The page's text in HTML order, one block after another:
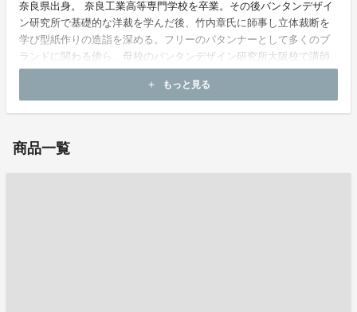
奈良県出身。 奈良工業高等専門学校を卒業。その後バンタンデザイ
ン研究所で基礎的な洋裁を学んだ後、竹内章氏に師事し立体裁断を
学び型紙作りの造詣を深める。フリーのパタンナーとして多くのブ
ランドに関わる傍ら、母校のバンタンデザイン研究所大阪校で講師
も務める。 2012年よりCobittoを原 宜(現・土江 宜)と共に始める。
add もっと見る
商品一覧